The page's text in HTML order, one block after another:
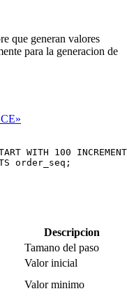
que generan valores
para la generacion de
WITH 100
order_seq;
Descripcion
Tamano del paso
Valor inicial
Valor minimo